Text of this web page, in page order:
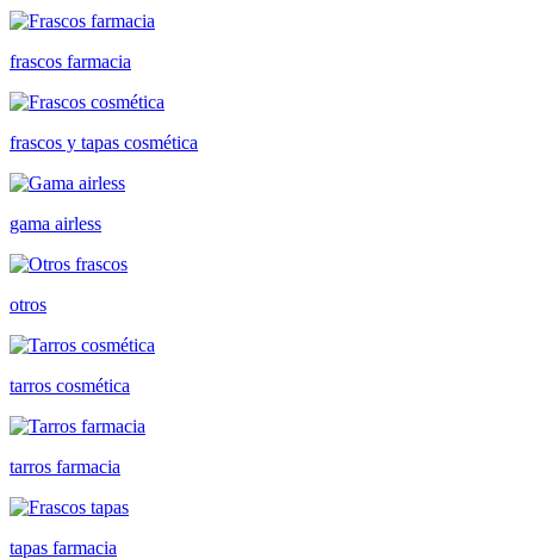
frascos farmacia
frascos y tapas cosmética
gama airless
otros
tarros cosmética
tarros farmacia
tapas farmacia